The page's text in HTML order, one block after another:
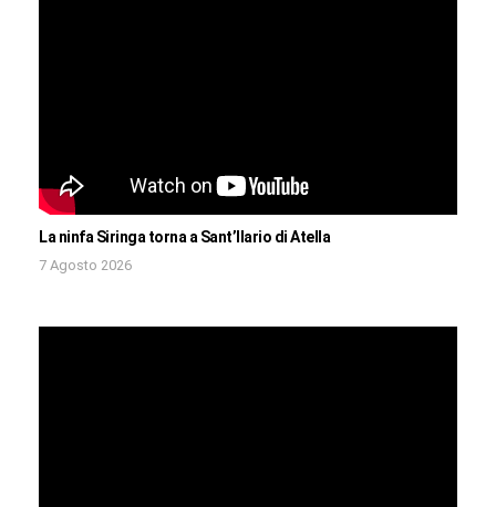
La ninfa Siringa torna a Sant’Ilario di Atella
7 Agosto 2026